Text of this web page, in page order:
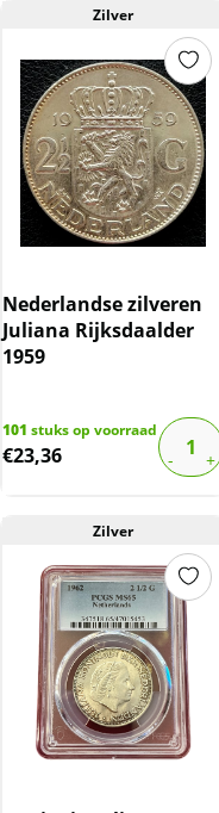
Zilver
Nederlandse zilveren
Juliana Rijksdaalder
1959
101 stuks op voorraad
€23,36
Zilver